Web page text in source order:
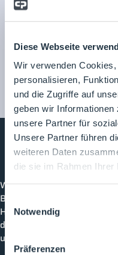
Diese Webseite
Wir verwenden
personalisieren,
und die Zugriffe auf
geben wir
unsere Partner für
Unsere Partner führen
weiteren Daten
die sie im Rahmen
Einwilligungsauswahl
Notwendig
Präferenzen
Cleanroom
Willkommen bei
Branchenplattform für
Hier bleibst du immer auf
dich mit anderen
und Events der Branche